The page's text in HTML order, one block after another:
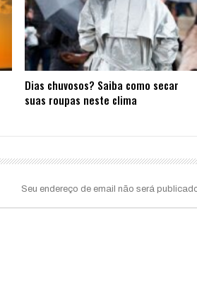
Dias chuvosos? Saiba como secar
suas roupas neste clima
Seu endereço de email não será